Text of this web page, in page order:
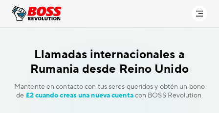
Llamadas internacionales a
Rumania desde Reino Unido
Mantente en contacto con tus seres queridos y obtén un bono
de £2 cuando creas una nueva cuentacon BOSS Revolution.